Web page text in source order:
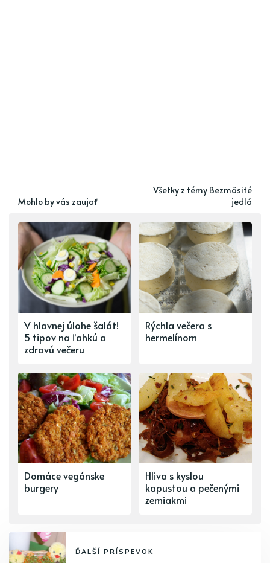
Mohlo by vás zaujať
Všetky z témy Bezmäsité
jedlá
V hlavnej úlohe šalát!
5 tipov na ľahkú a
zdravú večeru
Rýchla večera s
hermelínom
Domáce vegánske
burgery
Hliva s kyslou
kapustou a pečenými
zemiakmi
ĎALŠÍ PRÍSPEVOK